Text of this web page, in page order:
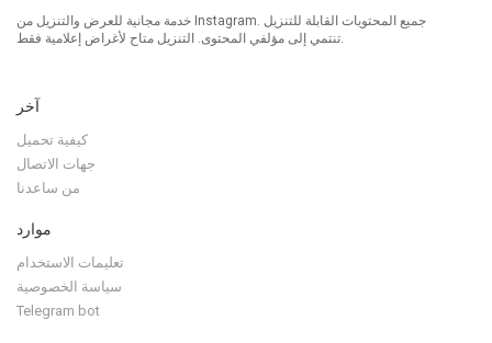
خدمة مجانية للعرض والتنزيل من Instagram. جميع المحتويات القابلة للتنزيل
آخر
كيفية تحميل
جهات الاتصال
من ساعدنا
موارد
تعليمات الاستخدام
سياسة الخصوصية
Telegram bot